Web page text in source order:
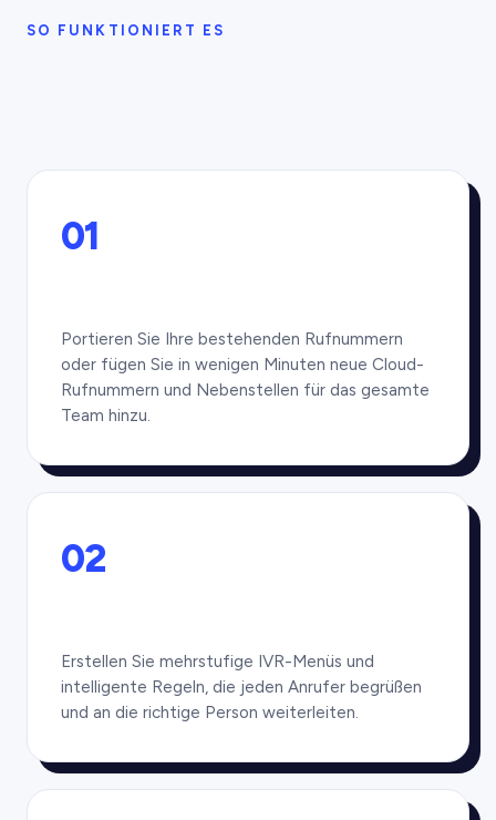
SO FUNKTIONIERT ES
01
Portieren Sie Ihre bestehenden Rufnummern
oder fügen Sie in wenigen Minuten neue Cloud-
Rufnummern und Nebenstellen für das gesamte
Team hinzu.
02
Erstellen Sie mehrstufige IVR-Menüs und
intelligente Regeln, die jeden Anrufer begrüßen
und an die richtige Person weiterleiten.